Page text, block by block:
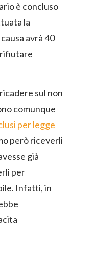
è concluso
la
avrà 40
sul non
comunque
per legge
però riceverli
già
per
Infatti, in